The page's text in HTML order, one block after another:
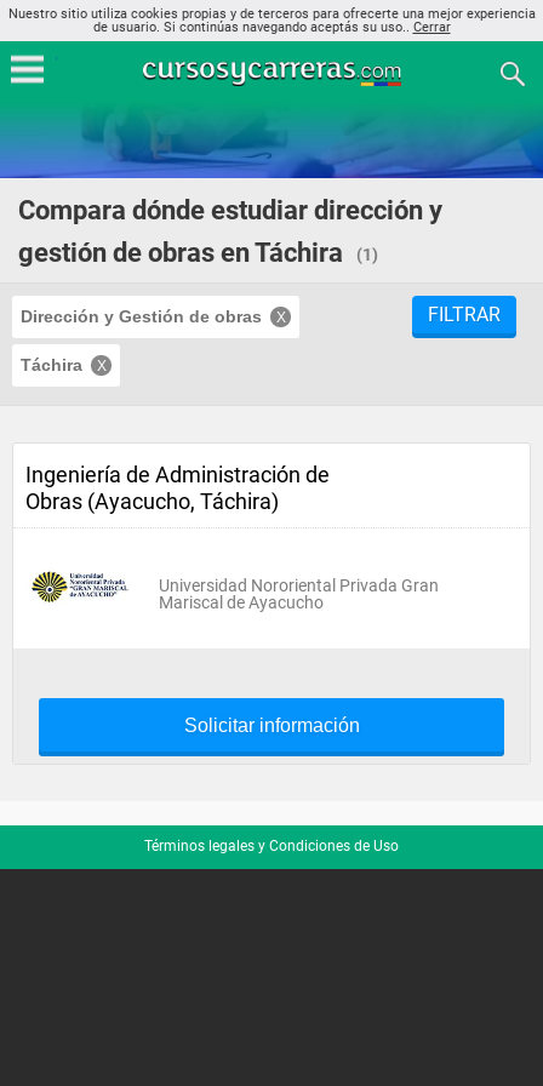
Nuestro sitio utiliza cookies propias y de terceros para ofrecerte una mejor experiencia
de usuario. Si continúas navegando aceptás su uso.. Cerrar
Compara dónde estudiar dirección y
gestión de obras en Táchira
(1)
Dirección y Gestión de obras
Táchira
FILTRAR
Ingeniería de Administración de
Obras (Ayacucho, Táchira)
Universidad Nororiental Privada Gran
Mariscal de Ayacucho
Solicitar información
Términos legales y Condiciones de Uso